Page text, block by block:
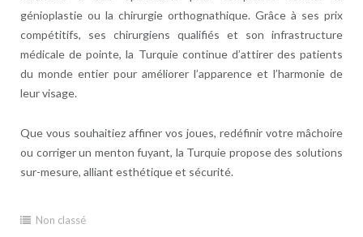
génioplastie ou la chirurgie orthognathique. Grâce à ses prix
compétitifs, ses chirurgiens qualifiés et son infrastructure
médicale de pointe, la Turquie continue d’attirer des patients
du monde entier pour améliorer l’apparence et l’harmonie de
leur visage.
Que vous souhaitiez affiner vos joues, redéfinir votre mâchoire
ou corriger un menton fuyant, la Turquie propose des solutions
sur-mesure, alliant esthétique et sécurité.
Non classé